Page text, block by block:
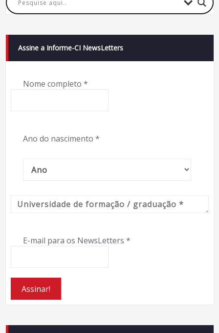
Assine a Informe-CI NewsLetters
Nome completo *
Ano do nascimento *
E-mail para os NewsLetters *